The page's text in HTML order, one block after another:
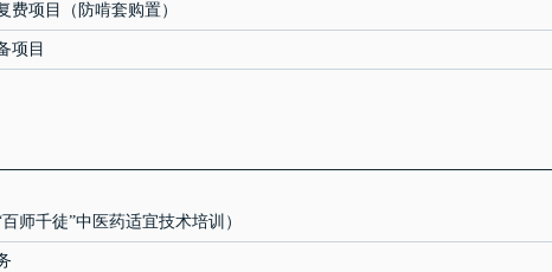
项目（防啃套购置）
项目
师千徒”中医药适宜技术培训）